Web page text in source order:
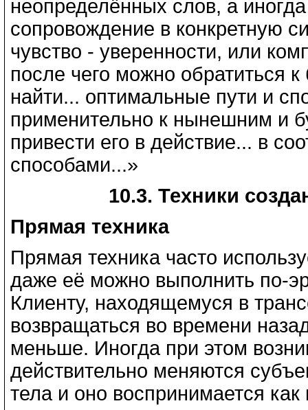
неопределённых слов, а
сопровождение в конкретную
чувство - уверенности, или
после чего можно обратиться
найти... оптимальные пути и
применительно к нынешним и
привести его в действие... в
способами...»
10.3. Техники
Прямая техника
Прямая техника часто
даже её можно выполнить по-
Клиенту, находящемуся в
возвращаться во времени
меньше. Иногда при этом
действительно меняются
тела и оно воспринимается